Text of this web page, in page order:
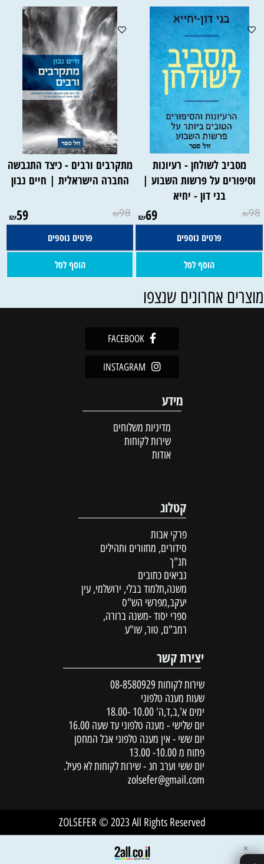
מסביב לשולחן - רעיונות
וסיפורים על פרשות השבוע |
בני דון - יחיא
₪98
₪69
פרטים נוספים
הוסף לסל
מתקרבים ורבים - כיצד התגבשה
החברה הישראלית | חיים נבון
₪98
₪59
פרטים נוספים
הוסף לסל
אחרונים שנצפו
FACEBOOK
INSTAGRAM
מידע
מדיניות משלוחים
שירות לקוחות
אודות
קטלוג
פרקי אבות
סידורים, מחזורים ותהילים
תנ"ך
נביאים כתובים
משנה,תלמוד בבלי, ירושלמי, עין
יעקב,מפרשי הש"ס
ספרי יסוד -משנה ברורה,
רמב"ם, טור, שו"ע
יצירת קשר
שירות לקוחות 08-8580929
שעות מענה טלפוני
ימים א',ב,ד,ה' 10.00 -18.00
יום שלישי - מענה טלפוני עד שעה 16.00
יום ששי - אין מענה טלפוני אבל המחסן
פתוח מ 10.00- 13.00
יום ששי וערב חג - שירות לקוחות לא פעיל.
zolsefer@gmail.com
ZOLSEFER © 2023 All Rights Reserved
✕